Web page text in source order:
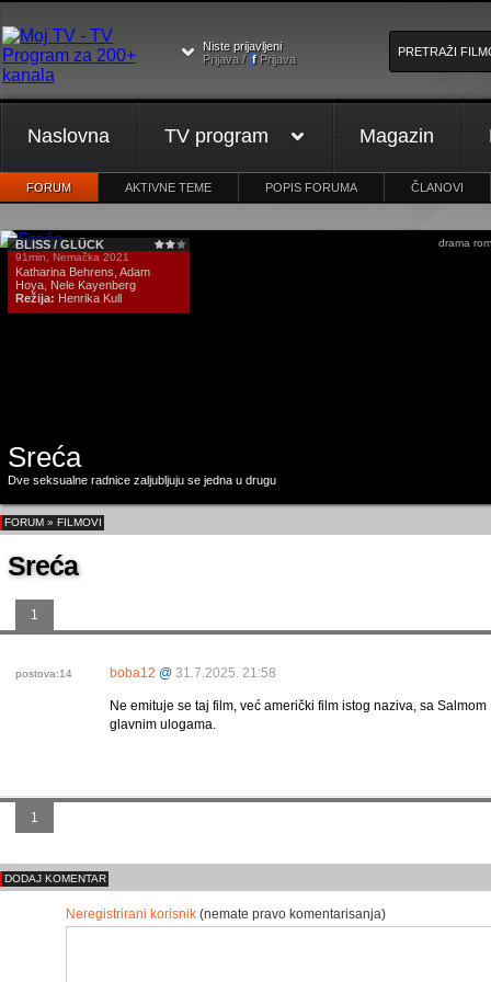
Niste prijavljeni
Prijava / fPrijava
Naslovna TV program Magazin
FORUM AKTIVNE TEME POPIS FORUMA ČLANOVI
Sreća
Dve seksualne radnice zaljubljuju se jedna u drugu
drama
BLISS / GLÜCK
91min, Nemačka 2021
Katharina Behrens, Adam
Hoya, Nele Kayenberg
Režija: Henrika Kull
FORUM » FILMOVI
Sreća
1
postova:14 boba12 @ 31.7.2025. 21:58
Ne emituje se taj film, već američki film istog naziva, sa
glavnim ulogama.
1
DODAJ KOMENTAR
Neregistrirani korisnik (nemate pravo komentarisanja)